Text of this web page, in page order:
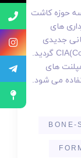
حوزه کاشت
های
جدیدی
تحت عنوان CIA(Computer aided implantology) گردید.
های
می شود.
BONE-